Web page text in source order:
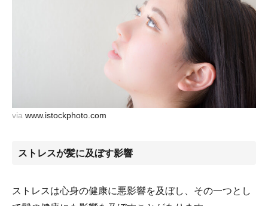
via www.istockphoto.com
ストレスが髪に及ぼす影響
ストレスは心身の健康に悪影響を及ぼし、その一つとし